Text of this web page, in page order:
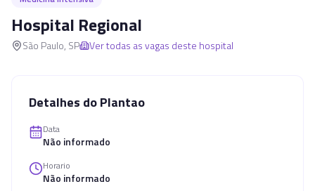
Hospital Regional
São Paulo, SP Ver todas as vagas deste hospital
Detalhes do Plantao
Data
Não informado
Horario
Não informado